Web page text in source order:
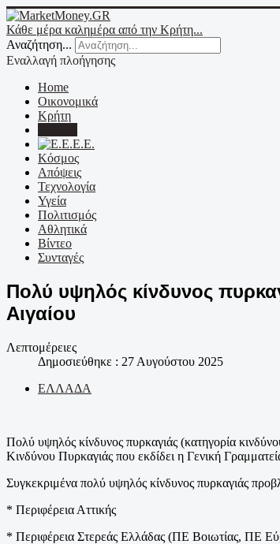
Κάθε μέρα καλημέρα από την Κρήτη...
Αναζήτηση...
Εναλλαγή πλοήγησης
Home
Οικονομικά
Κρήτη
Ε.Ε.
Κόσμος
Απόψεις
Τεχνολογία
Υγεία
Πολιτισμός
Αθλητικά
Βίντεο
Συνταγές
Πολύ υψηλός κίνδυνος
Αιγαίου
Λεπτομέρειες
Δημοσιεύθηκε : 27 Αυγούστου 2025
ΕΛΛΑΔΑ
Πολύ υψηλός κίνδυνος πυρκαγιάς (κατηγορία
Κινδύνου Πυρκαγιάς που εκδίδει η Γενική
Συγκεκριμένα πολύ υψηλός κίνδυνος πυρκαγιάς
* Περιφέρεια Αττικής
* Περιφέρεια Στερεάς Ελλάδας (ΠΕ Βοιωτίας, ΠΕ